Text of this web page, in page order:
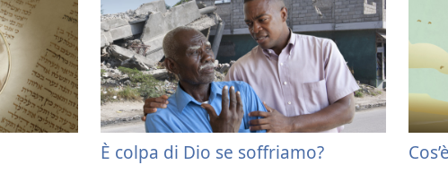
È colpa di Dio se soffriamo?